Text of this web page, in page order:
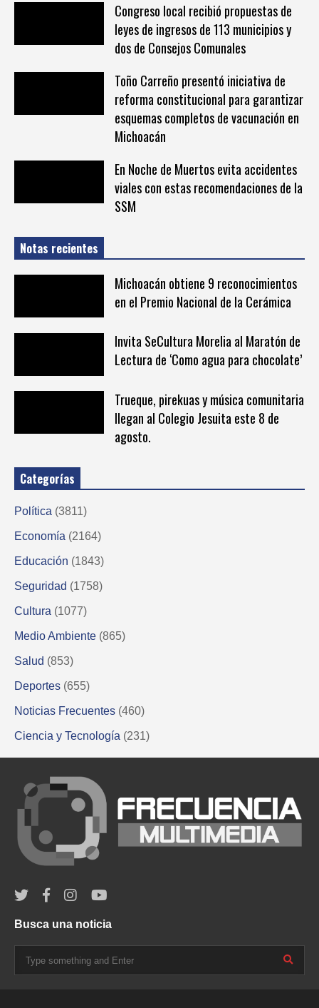
Congreso local recibió propuestas de
leyes de ingresos de 113 municipios y
dos de Consejos Comunales
Toño Carreño presentó iniciativa de
reforma constitucional para garantizar
esquemas completos de vacunación en
Michoacán
En Noche de Muertos evita accidentes
viales con estas recomendaciones de la
SSM
Notas recientes
Michoacán obtiene 9 reconocimientos
en el Premio Nacional de la Cerámica
Invita SeCultura Morelia al Maratón de
Lectura de ‘Como agua para chocolate’
Trueque, pirekuas y música comunitaria
llegan al Colegio Jesuita este 8 de
agosto.
Categorías
Política (3811)
Economía (2164)
Educación (1843)
Seguridad (1758)
Cultura (1077)
Medio Ambiente (865)
Salud (853)
Deportes (655)
Noticias Frecuentes (460)
Ciencia y Tecnología (231)
Busca una noticia